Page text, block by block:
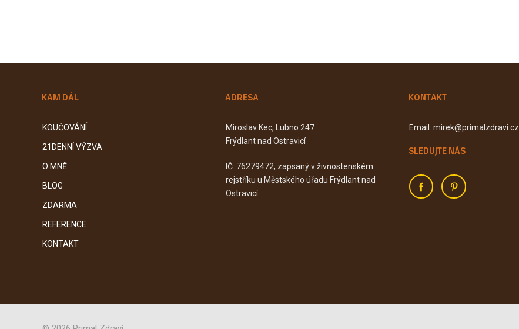
KAM DÁL
KOUČOVÁNÍ
21DENNÍ VÝZVA
O MNĚ
BLOG
ZDARMA
REFERENCE
KONTAKT
ADRESA
Miroslav Kec, Lubno 247
Frýdlant nad Ostravicí
IČ: 76279472, zapsaný v živnostenském
rejstříku u Městského úřadu Frýdlant nad
Ostravicí.
KONTAKT
Email: mirek@primalzdravi.cz
SLEDUJTE NÁS